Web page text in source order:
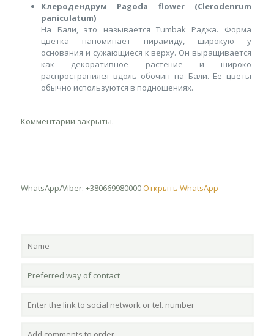
Клеродендрум Pagoda flower (Clerodenrum
paniculatum)
На Бали, это называется Tumbak Раджа. Форма
цветка напоминает пирамиду, широкую у
основания и сужающиеся к верху. Он выращивается
как декоративное растение и широко
распространился вдоль обочин на Бали. Ее цветы
обычно используются в подношениях.
Комментарии закрыты.
WhatsApp/Viber: +380669980000 Открыть WhatsApp